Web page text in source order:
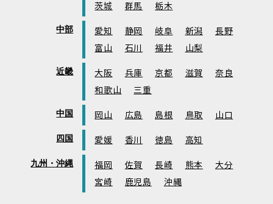
茨城
群馬 栃木
中部 愛知 静岡 岐阜 新潟
長野
富山
石川 福井 山梨
近畿 大阪 兵庫 京都 滋賀
奈良
和歌山
三重
中国 岡山 広島 島根 鳥取 山口
四国 愛媛 香川 徳島 高知
九州・沖縄 福岡 佐賀 長崎 熊本
大分
宮崎
鹿児島 沖縄